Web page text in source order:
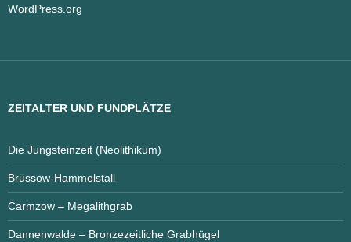
WordPress.org
ZEITALTER UND FUNDPLÄTZE
Die Jungsteinzeit (Neolithikum)
Brüssow-Hammelstall
Carmzow – Megalithgrab
Dannenwalde – Bronzezeitliche Grabhügel